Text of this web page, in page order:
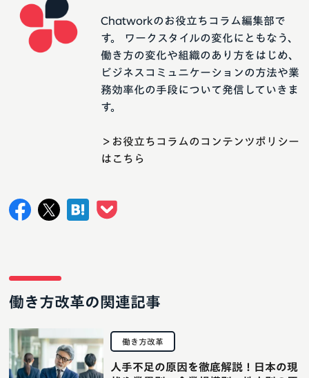
Chatworkのお役立ちコラム編集部で
す。 ワークスタイルの変化にともなう、
働き方の変化や組織のあり方をはじめ、
ビジネスコミュニケーションの方法や業
務効率化の手段について発信していきま
す。
＞お役立ちコラムのコンテンツポリシー
はこちら
働き方改革の関連記事
働き方改革
人手不足の原因を徹底解説！日本の現